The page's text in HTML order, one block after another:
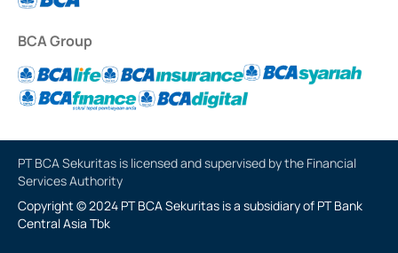
BCA Group
PT BCA Sekuritas is licensed and supervised by the Financial
Services Authority
Copyright © 2024 PT BCA Sekuritas is a subsidiary of PT Bank
Central Asia Tbk